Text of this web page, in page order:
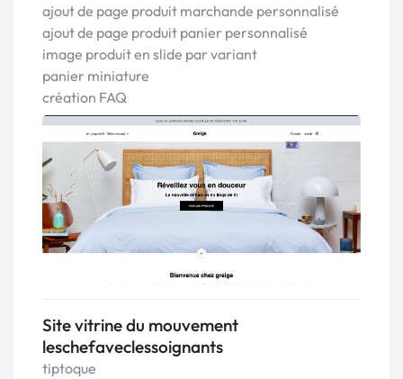
ajout de page produit marchande personnalisé
ajout de page produit panier personnalisé
image produit en slide par variant
panier miniature
création FAQ
Site vitrine du mouvement
leschefaveclessoignants
tiptoque